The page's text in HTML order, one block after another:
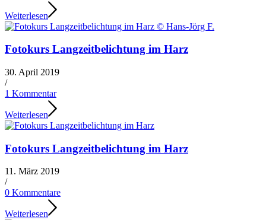
Weiterlesen
Fotokurs Langzeitbelichtung im Harz
30. April 2019
/
1 Kommentar
Weiterlesen
Fotokurs Langzeitbelichtung im Harz
11. März 2019
/
0 Kommentare
Weiterlesen